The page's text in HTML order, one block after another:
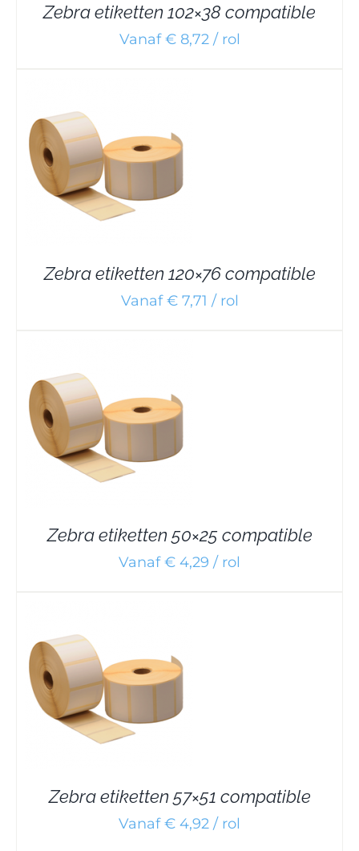
Zebra etiketten 102×38 compatible
Vanaf € 8,72 / rol
Zebra etiketten 120×76 compatible
Vanaf € 7,71 / rol
Zebra etiketten 50×25 compatible
Vanaf € 4,29 / rol
Zebra etiketten 57×51 compatible
Vanaf € 4,92 / rol